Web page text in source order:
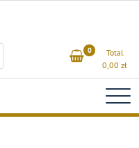
0
Total
0,00 zł